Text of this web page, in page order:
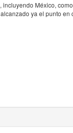
México,
ya el punto en